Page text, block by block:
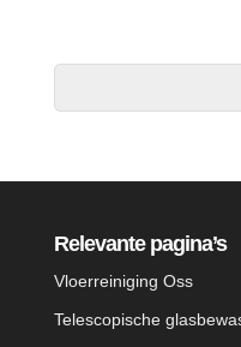
Relevante pagina’s
Vloerreiniging Oss
Telescopische